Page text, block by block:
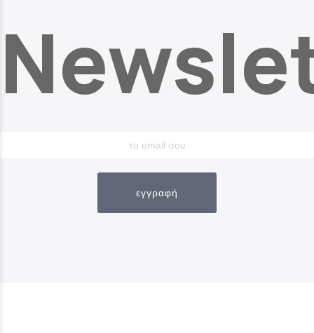
εγγραφή